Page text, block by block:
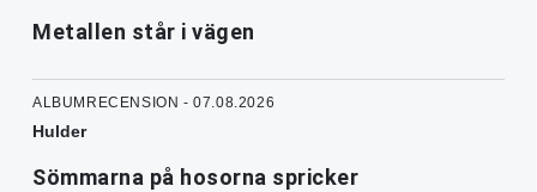
Metallen står i vägen
ALBUMRECENSION - 07.08.2026
Hulder
Sömmarna på hosorna spricker